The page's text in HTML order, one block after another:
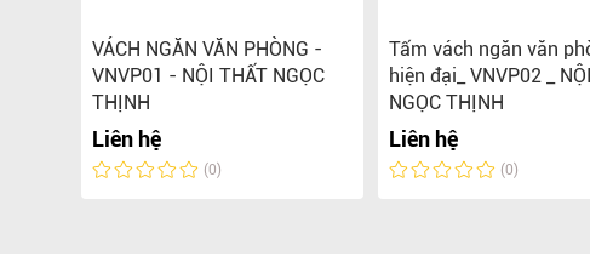
VÁCH NGĂN VĂN PHÒNG -
VNVP01 - NỘI THẤT NGỌC
THỊNH
Liên hệ
(0)
Tấm vách ngăn văn
hiện đại_ VNVP02 _
NGỌC THỊNH
Liên hệ
(0)